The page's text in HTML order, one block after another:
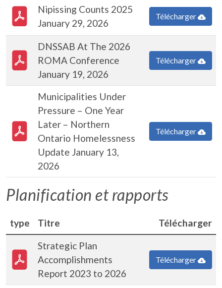
PDF Document
Nipissing Counts 2025
January 29, 2026
Télécharger
PDF Document
DNSSAB At The 2026
ROMA Conference
January 19, 2026
Télécharger
PDF Document
Municipalities Under
Pressure – One Year
Later – Northern
Ontario Homelessness
Update January 13,
2026
Télécharger
Planification et rapports
type Titre Télécharger
PDF Document
Strategic Plan
Accomplishments
Report 2023 to 2026
Télécharger